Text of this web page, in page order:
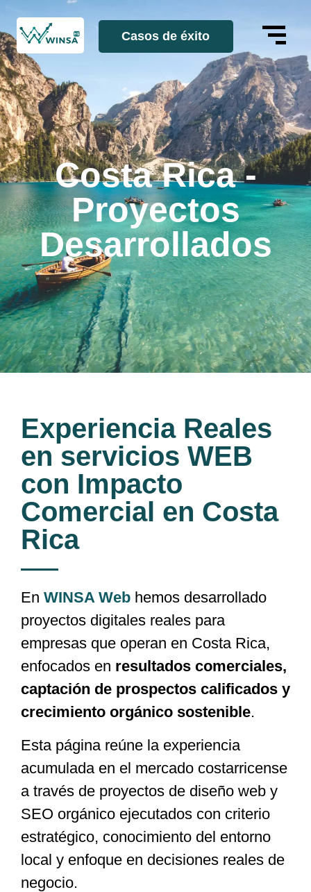
Casos de éxito
Costa Rica -
Proyectos
Desarrollados
Experiencia Reales
en servicios WEB
con Impacto
Comercial en Costa
Rica
En WINSA Web hemos desarrollado
proyectos digitales reales para
empresas que operan en Costa Rica,
enfocados en resultados comerciales,
captación de prospectos calificados y
crecimiento orgánico sostenible.
Esta página reúne la experiencia
acumulada en el mercado costarricense
a través de proyectos de diseño web y
SEO orgánico ejecutados con criterio
estratégico, conocimiento del entorno
local y enfoque en decisiones reales de
negocio.